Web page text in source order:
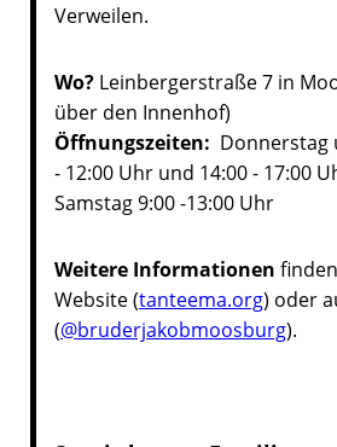
Verweilen.
Wo?Leinbergerstraße 7 in
über den Innenhof)
Öffnungszeiten: Donnerstag
- 12:00 Uhr und 14:00 - 17:00
Samstag 9:00 -13:00 Uhr
Weitere Informationen
Website (tanteema.org) oder
(@bruderjakobmoosburg).